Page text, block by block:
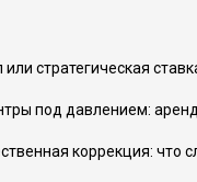
или стратегическая
под давлением:
коррекция: что